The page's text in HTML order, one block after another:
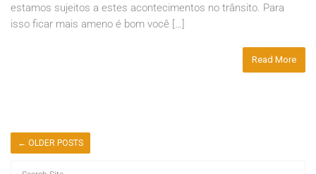
estamos sujeitos a estes acontecimentos no trânsito. Para
isso ficar mais ameno é bom você […]
Read More
← OLDER POSTS